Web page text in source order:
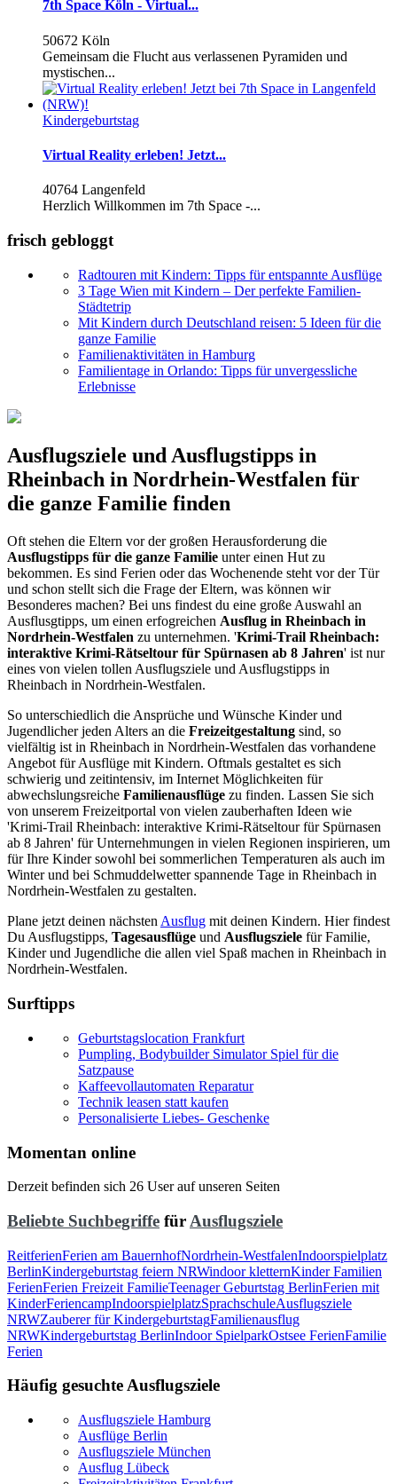
7th Space Köln - Virtual...
50672 Köln
Gemeinsam die Flucht aus verlassenen Pyramiden und
mystischen...
Kindergeburtstag
Virtual Reality erleben! Jetzt...
40764 Langenfeld
Herzlich Willkommen im 7th Space -...
frisch gebloggt
Radtouren mit Kindern: Tipps für entspannte Ausflüge
3 Tage Wien mit Kindern – Der perfekte Familien-
Städtetrip
Mit Kindern durch Deutschland reisen: 5 Ideen für die
ganze Familie
Familienaktivitäten in Hamburg
Familientage in Orlando: Tipps für unvergessliche
Erlebnisse
Ausflugsziele und Ausflugstipps in
Rheinbach in Nordrhein-Westfalen für
die ganze Familie finden
Oft stehen die Eltern vor der großen Herausforderung die
Ausflugstipps für die ganze Familie unter einen Hut zu
bekommen. Es sind Ferien oder das Wochenende steht vor der Tür
und schon stellt sich die Frage der Eltern, was können wir
Besonderes machen? Bei uns findest du eine große Auswahl an
Ausflusgtipps, um einen erfogreichen Ausflug in Rheinbach in
Nordrhein-Westfalen zu unternehmen. 'Krimi-Trail Rheinbach:
interaktive Krimi-Rätseltour für Spürnasen ab 8 Jahren' ist nur
eines von vielen tollen Ausflugsziele und Ausflugstipps in
Rheinbach in Nordrhein-Westfalen.
So unterschiedlich die Ansprüche und Wünsche Kinder und
Jugendlicher jeden Alters an die Freizeitgestaltung sind, so
vielfältig ist in Rheinbach in Nordrhein-Westfalen das vorhandene
Angebot für Ausflüge mit Kindern. Oftmals gestaltet es sich
schwierig und zeitintensiv, im Internet Möglichkeiten für
abwechslungsreiche Familienausflüge zu finden. Lassen Sie sich
von unserem Freizeitportal von vielen zauberhaften Ideen wie
'Krimi-Trail Rheinbach: interaktive Krimi-Rätseltour für Spürnasen
ab 8 Jahren' für Unternehmungen in vielen Regionen inspirieren, um
für Ihre Kinder sowohl bei sommerlichen Temperaturen als auch im
Winter und bei Schmuddelwetter spannende Tage in Rheinbach in
Nordrhein-Westfalen zu gestalten.
Plane jetzt deinen nächsten Ausflug mit deinen Kindern. Hier findest
Du Ausflugstipps, Tagesausflüge und Ausflugsziele für Familie,
Kinder und Jugendliche die allen viel Spaß machen in Rheinbach in
Nordrhein-Westfalen.
Surftipps
Geburtstagslocation Frankfurt
Pumpling, Bodybuilder Simulator Spiel für die
Satzpause
Kaffeevollautomaten Reparatur
Technik leasen statt kaufen
Personalisierte Liebes- Geschenke
Momentan online
Derzeit befinden sich 26 User auf unseren Seiten
Beliebte Suchbegriffe für Ausflugsziele
ReitferienFerien am BauernhofNordrhein-WestfalenIndoorspielplatz
BerlinKindergeburtstag feiern NRWindoor kletternKinder Familien
FerienFerien Freizeit FamilieTeenager Geburtstag BerlinFerien mit
KinderFeriencampIndoorspielplatzSprachschuleAusflugsziele
NRWZauberer für KindergeburtstagFamilienausflug
NRWKindergeburtstag BerlinIndoor SpielparkOstsee FerienFamilie
Ferien
Häufig gesuchte Ausflugsziele
Ausflugsziele Hamburg
Ausflüge Berlin
Ausflugsziele München
Ausflug Lübeck